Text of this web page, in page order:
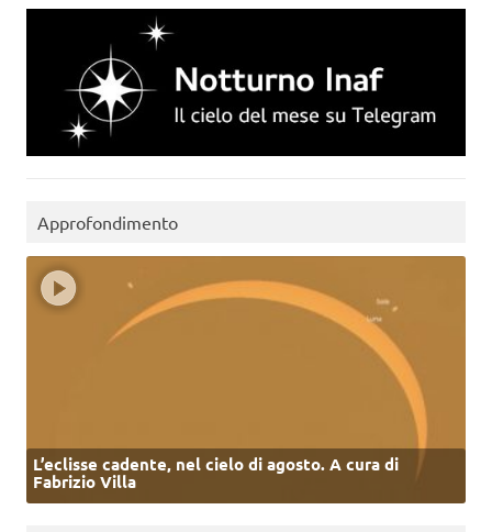
Approfondimento
L’eclisse cadente, nel cielo di agosto. A cura di
Fabrizio Villa